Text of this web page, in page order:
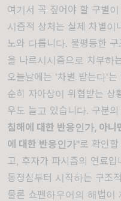
여기서 꼭 짚어야 할 구별
시즘적 상처는 실제 차별이
노와 다릅니다. 불평등한
을 나르시시즘으로 치부하
오늘날에는 '차별 받는다'
순히 자아상이 위협받는 상
우도 늘고 있습니다. 구분
침해에 대한 반응인가, 아
에 대한 반응인가"로 확인
고, 후자가 파시즘의 연료입
동정심부터 시작하는 구조
물론 쇼펜하우어의 해법